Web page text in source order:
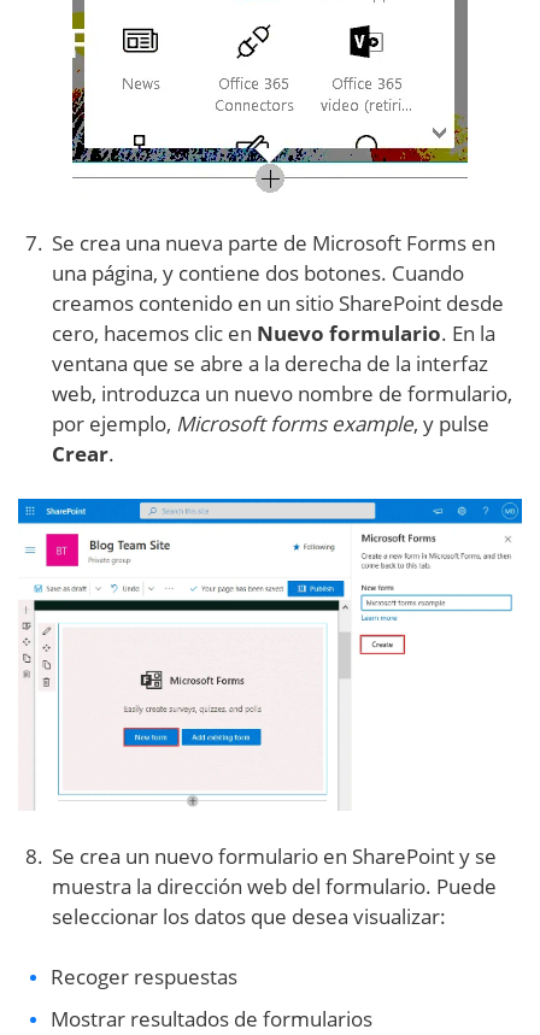
Se crea una nueva parte de Microsoft Forms en
una página, y contiene dos botones. Cuando
creamos contenido en un sitio SharePoint desde
cero, hacemos clic en Nuevo formulario. En la
ventana que se abre a la derecha de la interfaz
web, introduzca un nuevo nombre de formulario,
por ejemplo, Microsoft forms example, y pulse
Crear.
Se crea un nuevo formulario en SharePoint y se
muestra la dirección web del formulario. Puede
seleccionar los datos que desea visualizar:
Recoger respuestas
Mostrar resultados de formularios